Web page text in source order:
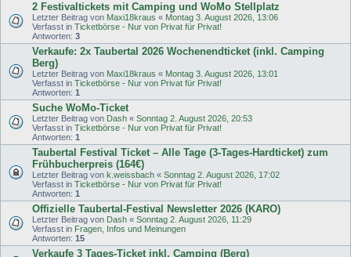
2 Festivaltickets mit Camping und WoMo Stellplatz
Letzter Beitrag von Maxi18kraus « Montag 3. August 2026, 13:06
Verfasst in Ticketbörse - Nur von Privat für Privat!
Antworten: 3
Verkaufe: 2x Taubertal 2026 Wochenendticket (inkl. Camping
Berg)
Letzter Beitrag von Maxi18kraus « Montag 3. August 2026, 13:01
Verfasst in Ticketbörse - Nur von Privat für Privat!
Antworten: 1
Suche WoMo-Ticket
Letzter Beitrag von Dash « Sonntag 2. August 2026, 20:53
Verfasst in Ticketbörse - Nur von Privat für Privat!
Antworten: 1
Taubertal Festival Ticket – Alle Tage (3-Tages-Hardticket) zum
Frühbucherpreis (164€)
Letzter Beitrag von k.weissbach « Sonntag 2. August 2026, 17:02
Verfasst in Ticketbörse - Nur von Privat für Privat!
Antworten: 1
Offizielle Taubertal-Festival Newsletter 2026 (KARO)
Letzter Beitrag von Dash « Sonntag 2. August 2026, 11:29
Verfasst in Fragen, Infos und Meinungen
Antworten: 15
Verkaufe 3 Tages-Ticket inkl. Camping (Berg)